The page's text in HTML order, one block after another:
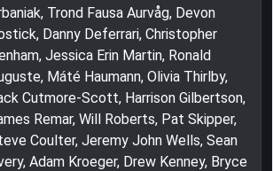
Trond Fausa Aurvåg, Devon
Danny Deferrari, Christopher
Jessica Erin Martin, Ronald
Máté Haumann, Olivia Thirlby,
Cutmore-Scott, Harrison Gilbertson,
Remar, Will Roberts, Pat Skipper,
Coulter, Jeremy John Wells, Sean
Adam Kroeger, Drew Kenney, Bryce